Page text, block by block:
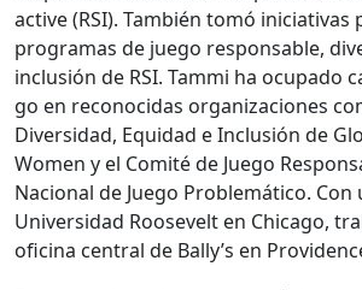
ac­tive (RSI). Tam­bién tomó ini­cia­ti­vas
pro­gra­mas de juego respon­s­able,
inclusión de RSI. Tam­mi ha ocu­pa­do
go en recono­ci­das orga­ni­za­ciones
Diver­si­dad, Equidad e Inclusión de
Women y el Comité de Juego
Nacional de Juego Prob­lemáti­co. Con
Uni­ver­si­dad Roo­sevelt en Chica­go,
ofic­i­na cen­tral de Bal­ly’s en